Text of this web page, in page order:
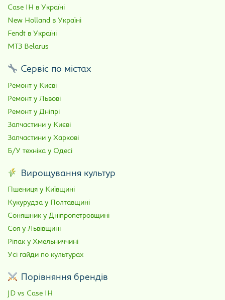
Case IH в Україні
New Holland в Україні
Fendt в Україні
МТЗ Belarus
Сервіс по містах
Ремонт у Києві
Ремонт у Львові
Ремонт у Дніпрі
Запчастини у Києві
Запчастини у Харкові
Б/У техніка у Одесі
Вирощування культур
Пшениця у Київщині
Кукурудза у Полтавщині
Соняшник у Дніпропетровщині
Соя у Львівщині
Ріпак у Хмельниччині
Усі гайди по культурах
Порівняння брендів
JD vs Case IH